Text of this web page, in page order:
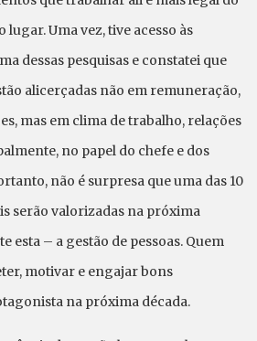
Uma vez, tive acesso às
dessas pesquisas e constatei que
alicerçadas não em remuneração,
mas em clima de trabalho, relações
no papel do chefe e dos
não é surpresa que uma das 10
serão valorizadas na próxima
esta – a gestão de pessoas. Quem
motivar e engajar bons
na próxima década.